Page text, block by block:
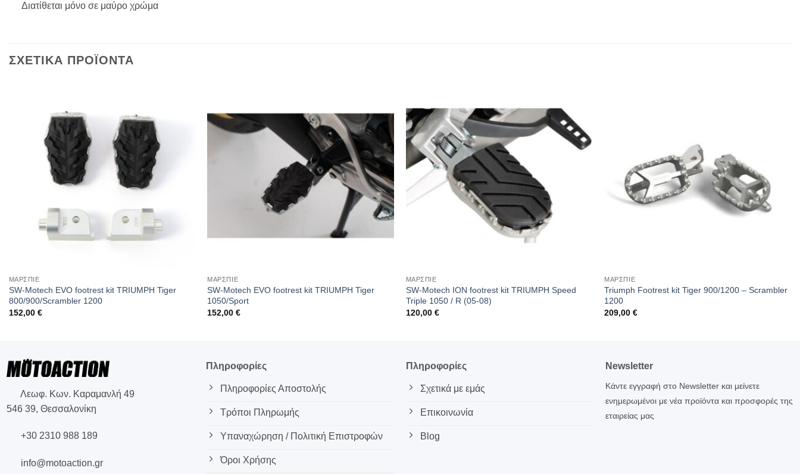
Διατίθεται μόνο σε μαύρο χρώμα
ΣΧΕΤΙΚΑ ΠΡΟΪΟΝΤΑ
ΜΑΡΣΠΙΕ
SW-Motech EVO footrest kit TRIUMPH Tiger
800/900/Scrambler 1200
152,00 €
ΜΑΡΣΠΙΕ
SW-Motech EVO footrest kit TRIUMPH Tiger
1050/Sport
152,00€
ΜΑΡΣΠΙΕ
SW-Motech ION footrest kit TRIUMPH Speed
Triple 1050 / R (05-08)
120,00 €
ΜΑΡΣΠΙΕ
Triumph Footrest kit Tiger 900/1200 – Scrambler
1200
209,00€
Λεωφ. Κων. Καραμανλή 49
546 39, Θεσσαλονίκη
+30 2310 988 189
info@motoaction.gr
Πληροφορίες
Πληροφορίες Αποστολής
Τρόποι Πληρωμής
Υπαναχώρηση / Πολιτική Επιστροφών
Όροι Χρήσης
Πληροφορίες
Σχετικά με εμάς
Επικοινωνία
Blog
Newsletter
Κάντε εγγραφή στο Newsletter και μείνετε
ενημερωμένοι με νέα προϊόντα και προσφορές της
εταιρείας μας